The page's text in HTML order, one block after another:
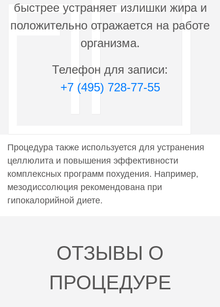
быстрее устраняет излишки жира и
положительно отражается на работе
организма.
Телефон для записи:
+7 (495) 728-77-55
Процедура также используется для устранения
целлюлита и повышения эффективности
комплексных программ похудения. Например,
мезодиссолюция рекомендована при
гипокалорийной диете.
ОТЗЫВЫ О
ПРОЦЕДУРЕ